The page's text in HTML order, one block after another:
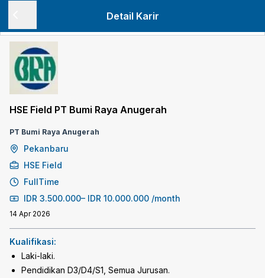
Detail Karir
HSE Field PT Bumi Raya Anugerah
PT Bumi Raya Anugerah
Pekanbaru
HSE Field
FullTime
IDR 3.500.000– IDR 10.000.000 /month
14 Apr 2026
Kualifikasi:
Laki-laki.
Pendidikan D3/D4/S1, Semua Jurusan.